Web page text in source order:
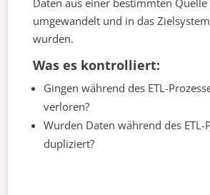
Daten aus einer bestimmten
umgewandelt und in das
wurden.
Was es kontrolliert:
Gingen während des ETL-
verloren?
Wurden Daten während des ETL-
dupliziert?